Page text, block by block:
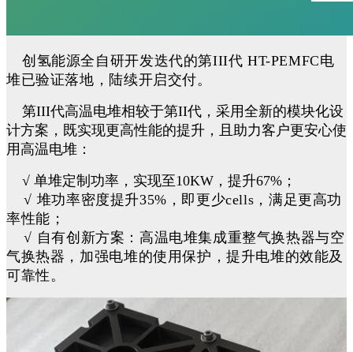
创氢能源全自研开发迭代的第III代HT-PEMFC电
堆已验证落地，陆续开启交付。
第III代高温电堆相较于第II代，采用全新的模块化设
计方案，既实现更高性能的提升，且助力客户更安心使
用高温电堆：
√ 单堆定制功率，实现至10KW ，提升67% ；
√ 堆功率密度提升35%，即更少cells，满足更高功
率性能；
√ 自有创新方案：高温电堆集成重整气换热器与空
气换热器，加强电堆的使用保护，提升电堆的效能及
可靠性。